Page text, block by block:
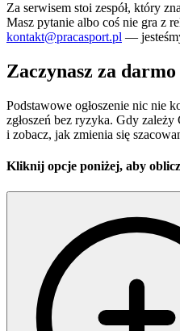
Za serwisem stoi zespół, który
Masz pytanie albo coś nie gra z
kontakt@pracasport.pl —
Zaczynasz za darmo
Podstawowe ogłoszenie nic nie
zgłoszeń bez ryzyka. Gdy zależy
i zobacz, jak zmienia się
Kliknij opcje poniżej, aby